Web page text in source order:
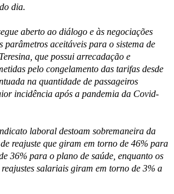
dia.
aberto ao diálogo e às negociações
parâmetros aceitáveis para o sistema de
que possui arrecadação e
pelo congelamento das tarifas desde
na quantidade de passageiros
incidência após a pandemia da Covid-
laboral destoam sobremaneira da
reajuste que giram em torno de 46% para
36% para o plano de saúde, enquanto os
salariais giram em torno de 3% a